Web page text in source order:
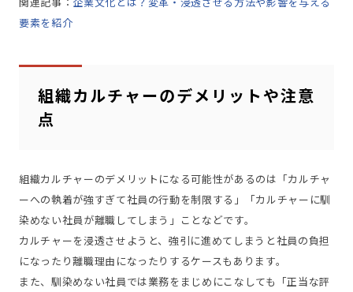
要素を紹介
組織カルチャーのデメリットや注意
点
組織カルチャーのデメリットになる可能性があるのは「カルチャ
ーへの執着が強すぎて社員の行動を制限する」「カルチャーに馴
染めない社員が離職してしまう」ことなどです。
カルチャーを浸透させようと、強引に進めてしまうと社員の負担
になったり離職理由になったりするケースもあります。
また、馴染めない社員では業務をまじめにこなしても「正当な評